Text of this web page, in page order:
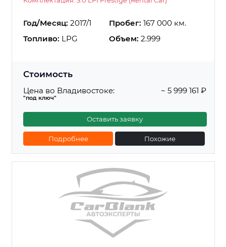
Год/Месяц: 2017/1 Пробег: 167 000 км.
Топливо: LPG Объем: 2.999
Стоимость
Цена во Владивостоке:
"под ключ"
~ 5 999 161 ₽
Оставить заявку
Подробнее Похожие